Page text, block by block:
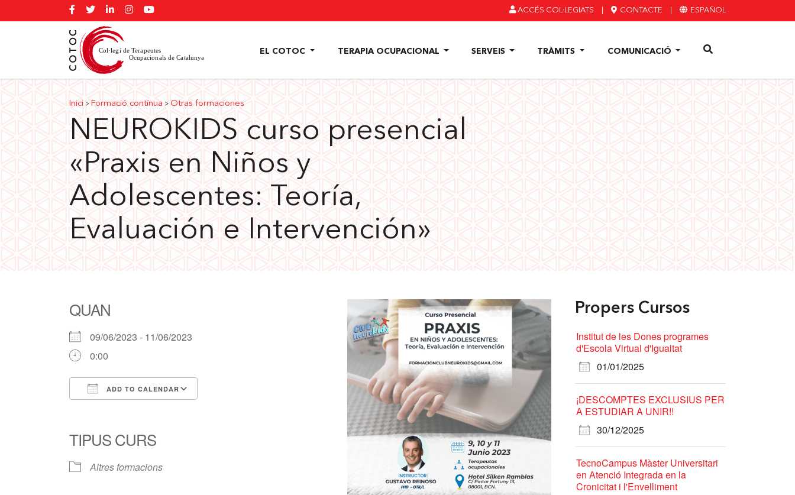
ACCÉS COL·LEGIATS CONTACTE ESPAÑOL
EL COTOC TERAPIA OCUPACIONAL SERVEIS TRÀMITS COMUNICACIÓ
Inici > Formació contínua > Otras formaciones
NEUROKIDS curso presencial
«Praxis en Niños y
Adolescentes: Teoría,
Evaluación e Intervención»
QUAN
09/06/2023 - 11/06/2023
0:00
ADD TO CALENDAR
TIPUS CURS
Altres formacions
Propers Cursos
Institut de les Dones programes
d'Escola Virtual d'Igualtat
01/01/2025
¡DESCOMPTES EXCLUSIUS PER
A ESTUDIAR A UNIR!!
30/12/2025
TecnoCampus Màster Universitari
en Atenció Integrada en la
Cronicitat i l'Envelliment